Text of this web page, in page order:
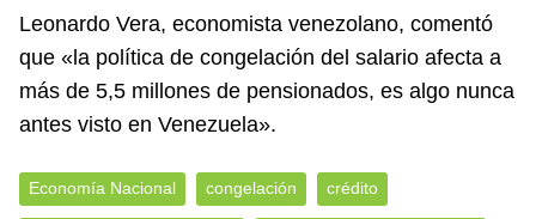
Leonardo Vera, economista venezolano, comentó
que «la política de congelación del salario afecta a
más de 5,5 millones de pensionados, es algo nunca
antes visto en Venezuela».
Economía Nacional congelación crédito